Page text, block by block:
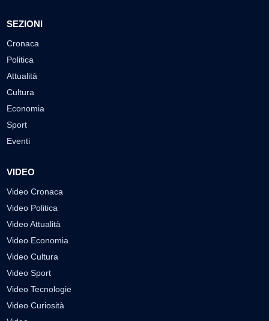
SEZIONI
Cronaca
Politica
Attualità
Cultura
Economia
Sport
Eventi
VIDEO
Video Cronaca
Video Politica
Video Attualità
Video Economia
Video Cultura
Video Sport
Video Tecnologie
Video Curiosità